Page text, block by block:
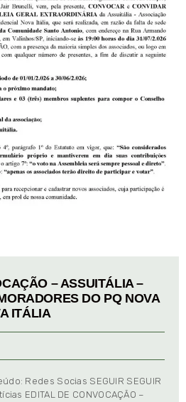
– ASSUITÁLIA –
DO PQ NOVA
ITÁLIA
Redes Socias SEGUIR SEGUIR
EDITAL DE CONVOCAÇÃO –